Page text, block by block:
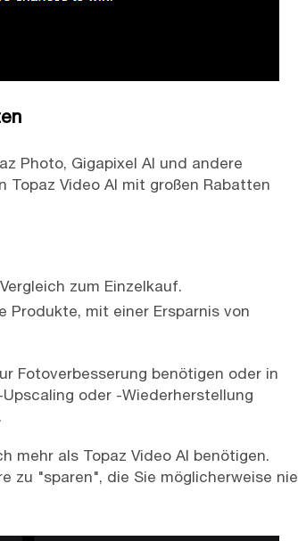
Photo, Gigapixel AI und andere
Topaz Video AI mit großen Rabatten
zum Einzelkauf.
Produkte, mit einer Ersparnis von
Fotoverbesserung benötigen oder in
oder -Wiederherstellung
mehr als Topaz Video AI benötigen.
zu "sparen", die Sie möglicherweise nie